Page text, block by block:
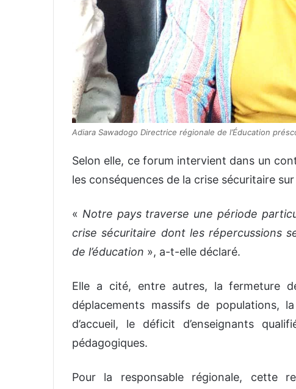
Adiara Sawadogo Directrice régionale de l’Éducation
Selon elle, ce forum intervient dans un
les conséquences de la crise sécuritaire
« Notre pays traverse une période
crise sécuritaire dont les répercussions
de l’éducation », a-t-elle déclaré.
Elle a cité, entre autres, la fermeture
déplacements massifs de populations,
d’accueil, le déficit d’enseignants
pédagogiques.
Pour la responsable régionale, cette